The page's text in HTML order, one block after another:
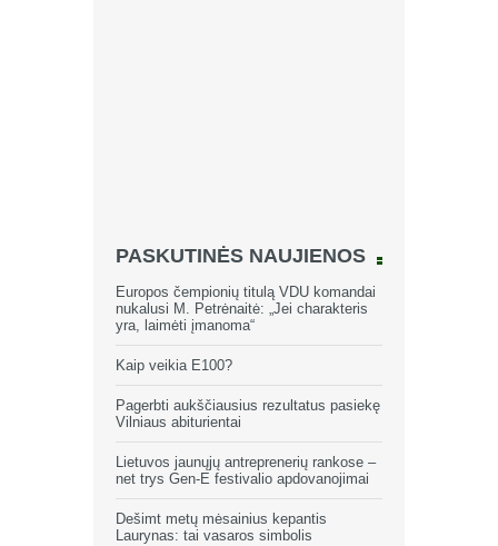
PASKUTINĖS NAUJIENOS
Europos čempionių titulą VDU komandai
nukalusi M. Petrėnaitė: „Jei charakteris
yra, laimėti įmanoma“
Kaip veikia E100?
Pagerbti aukščiausius rezultatus pasiekę
Vilniaus abiturientai
Lietuvos jaunųjų antreprenerių rankose –
net trys Gen-E festivalio apdovanojimai
Dešimt metų mėsainius kepantis
Laurynas: tai vasaros simbolis